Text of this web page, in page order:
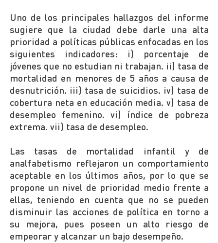
Uno de los principales hallazgos del informe
sugiere que la ciudad debe darle una alta
prioridad a políticas públicas enfocadas en los
siguientes indicadores: i) porcentaje de
jóvenes que no estudian ni trabajan. ii) tasa de
mortalidad en menores de 5 años a causa de
desnutrición. iii) tasa de suicidios. iv) tasa de
cobertura neta en educación media. v) tasa de
desempleo femenino. vi) índice de pobreza
extrema. vii) tasa de desempleo.
Las tasas de mortalidad infantil y de
analfabetismo reflejaron un comportamiento
aceptable en los últimos años, por lo que se
propone un nivel de prioridad medio frente a
ellas, teniendo en cuenta que no se pueden
disminuir las acciones de política en torno a
su mejora, pues poseen un alto riesgo de
empeorar y alcanzar un bajo desempeño.